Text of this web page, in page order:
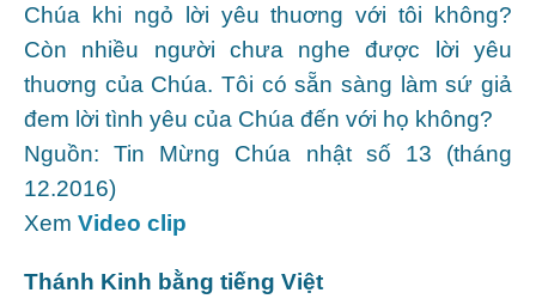
Chúa khi ngỏ lời yêu thuơng với tôi không?
Còn nhiều người chưa nghe được lời yêu
thuơng của Chúa. Tôi có sẵn sàng làm sứ giả
đem lời tình yêu của Chúa đến với họ không?
Nguồn: Tin Mừng Chúa nhật số 13 (tháng
12.2016)
Xem Video clip
Thánh Kinh bằng tiếng Việt